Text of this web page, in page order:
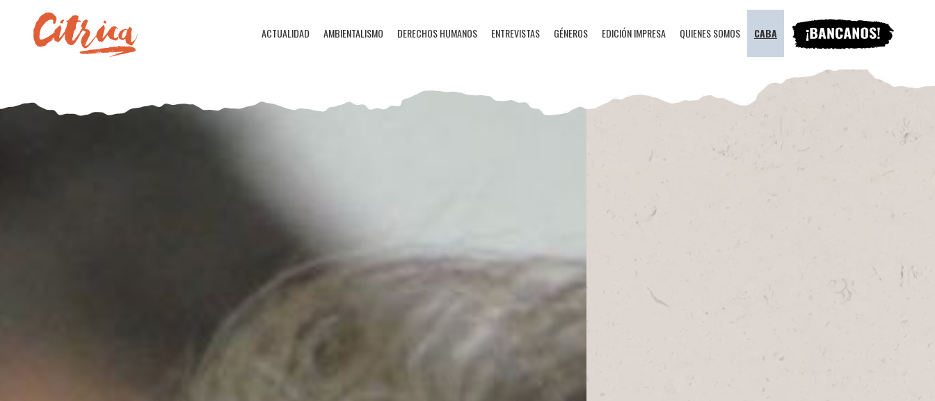
ACTUALIDAD AMBIENTALISMO DERECHOS HUMANOS ENTREVISTAS GÉNEROS EDICIÓN IMPRESA QUIENES SOMOS CABA